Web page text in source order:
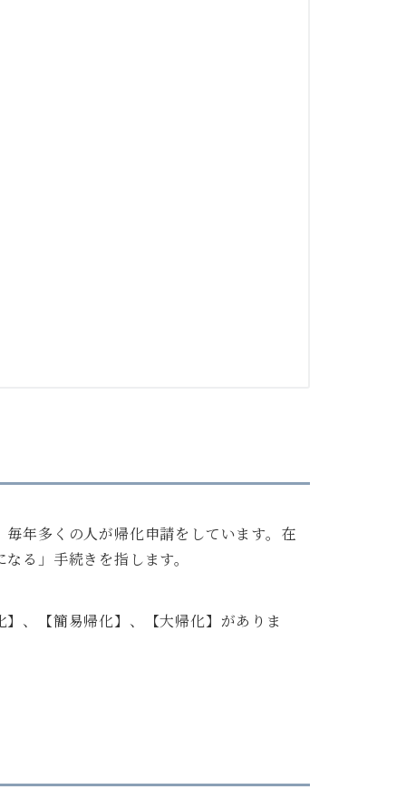
年多くの人が帰化申請をしています。在
る」手続きを指します。
、【簡易帰化】、【大帰化】がありま